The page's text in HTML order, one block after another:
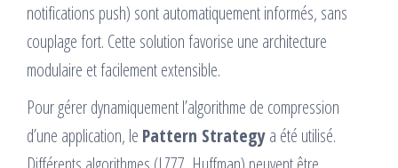
notifications push) sont automatiquement informés, sans
couplage fort. Cette solution favorise une architecture
modulaire et facilement extensible.
Pour gérer dynamiquement l’algorithme de compression
d’une application, le Pattern Strategya été utilisé.